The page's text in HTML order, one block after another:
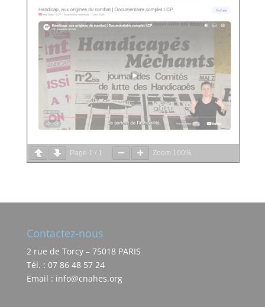
Page 1 / 1 Zoom 100%
Contactez-nous
2 rue de Torcy – 75018 PARIS
Tél. : 07 86 48 57 24
Email : info@cnahes.org